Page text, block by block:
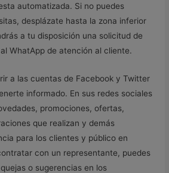
automatizada. Si no puedes
desplázate hasta la zona inferior
a tu disposición una solicitud de
WhatApp de atención al cliente.
a las cuentas de Facebook y Twitter
informado. En sus redes sociales
promociones, ofertas,
que realizan y demás
para los clientes y público en
con un representante, puedes
o sugerencias en los